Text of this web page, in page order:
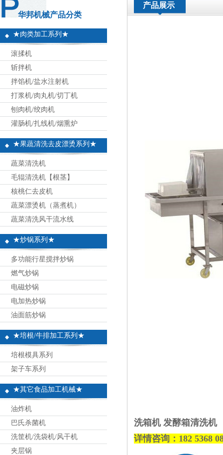
华邦机械产品分类
★肉类加工系列★
滚揉机
斩拌机
拌馅机/盐水注射机
打浆机/肉丸机/切丁机
刨肉机/绞肉机
灌肠机/扎线机/烟熏炉
★果蔬清洗去皮漂烫系列★
蔬菜清洗机
毛辊清洗机【根茎】
核桃仁去皮机
蔬菜漂烫机（蒸煮机）
蔬菜清洗风干流水线
★炒锅系列★
多功能行星搅拌炒锅
燃气炒锅
电磁炒锅
电加热炒锅
油面筋炒锅
★培根/牛排加工系列★
培根模具系列
架子车系列
★其它食品加工机械★
油炸机
巴氏杀菌机
洗筐机/洗袋机/风干机
夹层锅
产品展示
洗箱机 发酵箱清洗机
详情咨询 ：182 5368